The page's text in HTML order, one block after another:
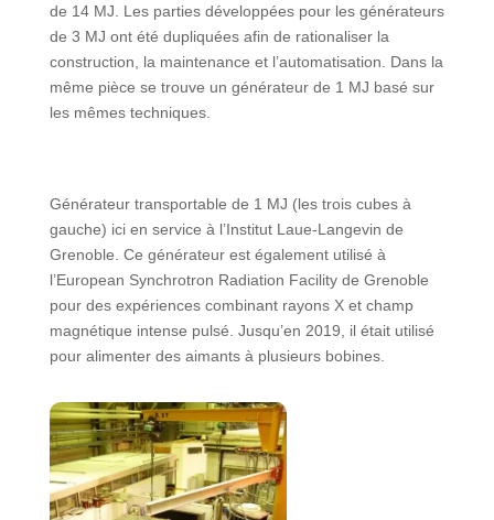
de 14 MJ. Les parties développées pour les générateurs
de 3 MJ ont été dupliquées afin de rationaliser la
construction, la maintenance et l’automatisation. Dans la
même pièce se trouve un générateur de 1 MJ basé sur
les mêmes techniques.
Générateur transportable de 1 MJ (les trois cubes à
gauche) ici en service à l’Institut Laue-Langevin de
Grenoble. Ce générateur est également utilisé à
l’European Synchrotron Radiation Facility de Grenoble
pour des expériences combinant rayons X et champ
magnétique intense pulsé. Jusqu’en 2019, il était utilisé
pour alimenter des aimants à plusieurs bobines.